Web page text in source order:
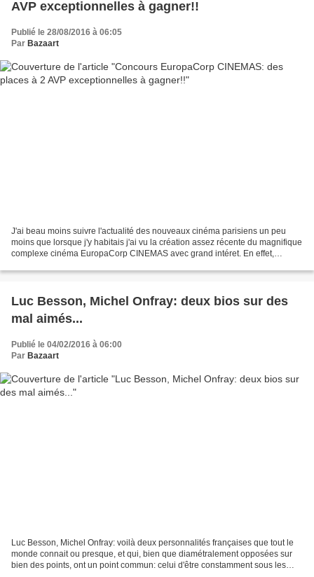
AVP exceptionnelles à gagner!!
Publié le 28/08/2016 à 06:05
Par Bazaart
J'ai beau moins suivre l'actualité des nouveaux cinéma parisiens un peu
moins que lorsque j'y habitais j'ai vu la création assez récente du magnifique
complexe cinéma EuropaCorp CINEMAS avec grand intéret. En effet,
Luc Besson, Michel Onfray: deux bios sur des
mal aimés...
Publié le 04/02/2016 à 06:00
Par Bazaart
Luc Besson, Michel Onfray: voilà deux personnalités françaises que tout le
monde connait ou presque, et qui, bien que diamétralement opposées sur
bien des points, ont un point commun: celui d'être constamment sous les